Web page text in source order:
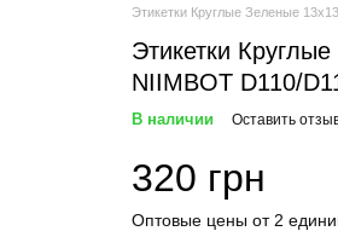
Этикетки Круглые Зеленые
Этикетки
NIIMBOT D110/
В наличии Оставить
320 грн
Оптовые цены от 2